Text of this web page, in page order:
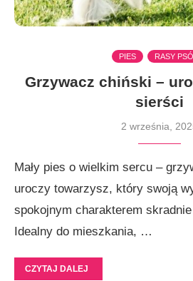
PIES RASY
Grzywacz chiński –
sierści
2 września,
Mały pies o wielkim sercu –
uroczy towarzysz, który swoją
spokojnym charakterem
Idealny do mieszkania, …
CZYTAJ DALEJ